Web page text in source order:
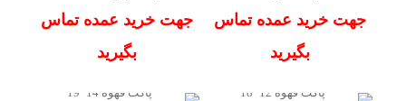
جهت خرید عمده تماس
بگیرید
جهت خرید عمده تماس
بگیرید